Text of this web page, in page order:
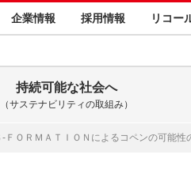
企業情報 採用情報 リコー
持続可能な社会へ
（サステナビリティの取組み）
ＯＲＭＡＴＩＯＮによるコペンの可能性